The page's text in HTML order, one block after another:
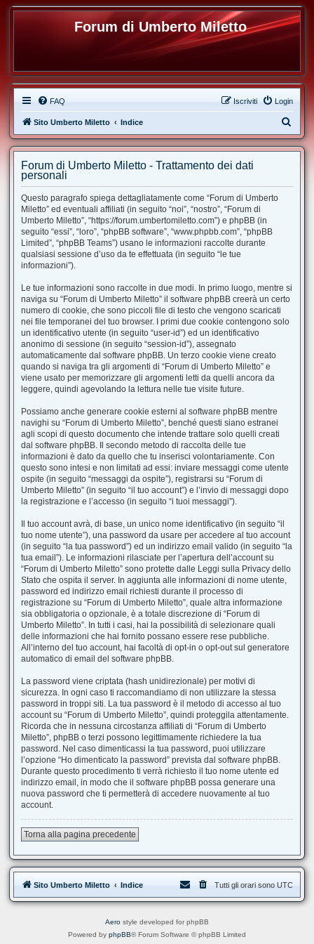
Forum di Umberto Miletto
FAQ Login
Iscriviti
Sito Umberto Miletto Indice
e
a
Forum di Umberto Miletto - Trattamento dei dati
personali
Questo paragrafo spiega dettagliatamente come “Forum di Umberto
Miletto” ed eventuali affiliati (in seguito “noi”, “nostro”, “Forum di
Umberto Miletto”, “https://forum.umbertomiletto.com”) e phpBB (in
seguito “essi”, “loro”, “phpBB software”, “www.phpbb.com”, “phpBB
Limited”, “phpBB Teams”) usano le informazioni raccolte durante
qualsiasi sessione d’uso da te effettuata (in seguito “le tue
informazioni”).
Le tue informazioni sono raccolte in due modi. In primo luogo, mentre si
naviga su “Forum di Umberto Miletto” il software phpBB creerà un certo
numero di cookie, che sono piccoli file di testo che vengono scaricati
nei file temporanei del tuo browser. I primi due cookie contengono solo
un identificativo utente (in seguito “user-id”) ed un identificativo
anonimo di sessione (in seguito “session-id”), assegnato
automaticamente dal software phpBB. Un terzo cookie viene creato
quando si naviga tra gli argomenti di “Forum di Umberto Miletto” e
viene usato per memorizzare gli argomenti letti da quelli ancora da
leggere, quindi agevolando la lettura nelle tue visite future.
Possiamo anche generare cookie esterni al software phpBB mentre
navighi su “Forum di Umberto Miletto”, benché questi siano estranei
agli scopi di questo documento che intende trattare solo quelli creati
dal software phpBB. Il secondo metodo di raccolta delle tue
informazioni è dato da quello che tu inserisci volontariamente. Con
questo sono intesi e non limitati ad essi: inviare messaggi come utente
ospite (in seguito “messaggi da ospite”), registrarsi su “Forum di
Umberto Miletto” (in seguito “il tuo account”) e l’invio di messaggi dopo
la registrazione e l’accesso (in seguito “i tuoi messaggi”).
Il tuo account avrà, di base, un unico nome identificativo (in seguito “il
tuo nome utente”), una password da usare per accedere al tuo account
(in seguito “la tua password”) ed un indirizzo email valido (in seguito “la
tua email”). Le informazioni rilasciate per l’apertura dell’account su
“Forum di Umberto Miletto” sono protette dalle Leggi sulla Privacy dello
Stato che ospita il server. In aggiunta alle informazioni di nome utente,
password ed indirizzo email richiesti durante il processo di
registrazione su “Forum di Umberto Miletto”, quale altra informazione
sia obbligatoria o opzionale, è a totale discrezione di “Forum di
Umberto Miletto”. In tutti i casi, hai la possibilità di selezionare quali
delle informazioni che hai fornito possano essere rese pubbliche.
All’interno del tuo account, hai facoltà di opt-in o opt-out sul generatore
automatico di email del software phpBB.
La password viene criptata (hash unidirezionale) per motivi di
sicurezza. In ogni caso ti raccomandiamo di non utilizzare la stessa
password in troppi siti. La tua password è il metodo di accesso al tuo
account su “Forum di Umberto Miletto”, quindi proteggila attentamente.
Ricorda che in nessuna circostanza affiliati di “Forum di Umberto
Miletto”, phpBB o terzi possono legittimamente richiedere la tua
password. Nel caso dimenticassi la tua password, puoi utilizzare
l’opzione “Ho dimenticato la password” prevista dal software phpBB.
Durante questo procedimento ti verrà richiesto il tuo nome utente ed
indirizzo email, in modo che il software phpBB possa generare una
nuova password che ti permetterà di accedere nuovamente al tuo
account.
Torna alla pagina precedente
Sito Umberto Miletto Indice Tutti gli orari sono UTC
Aero style developed for phpBB
Powered by phpBB® Forum Software © phpBB Limited